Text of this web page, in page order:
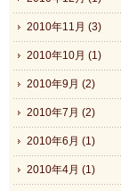
2010年11月 (3)
2010年10月 (1)
2010年9月 (2)
2010年7月 (2)
2010年6月 (1)
2010年4月 (1)